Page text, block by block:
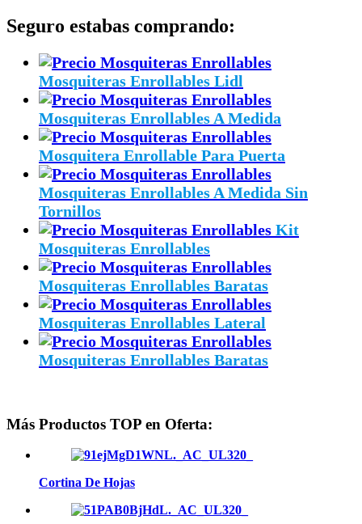
Seguro estabas comprando:
Mosquiteras Enrollables Lidl
Mosquiteras Enrollables A Medida
Mosquitera Enrollable Para Puerta
Mosquiteras Enrollables A Medida Sin
Tornillos
Kit
Mosquiteras Enrollables
Mosquiteras Enrollables Baratas
Mosquiteras Enrollables Lateral
Mosquiteras Enrollables Baratas
Más Productos TOP en Oferta:
Cortina De Hojas